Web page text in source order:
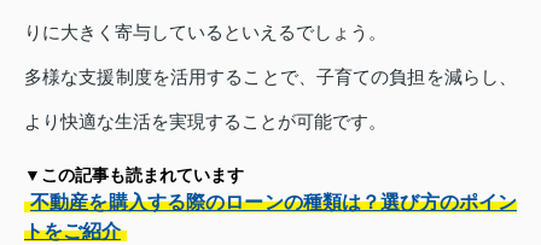
りに大きく寄与しているといえるでしょう。
多様な支援制度を活用することで、子育ての負担を減らし、
より快適な生活を実現することが可能です。
▼この記事も読まれています
不動産を購入する際のローンの種類は？選び方のポイン
トをご紹介